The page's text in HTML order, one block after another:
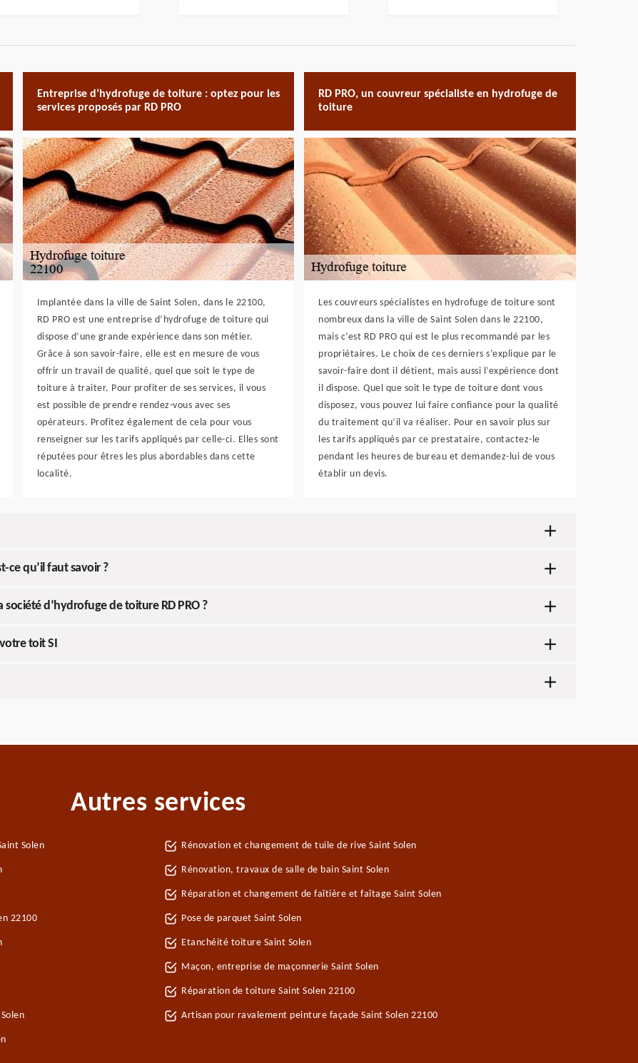
Entreprise d’hydrofuge de toiture : optez pour les
services proposés par RD PRO
Implantée dans la ville de Saint Solen, dans le 22100,
RD PRO est une entreprise d’hydrofuge de toiture qui
dispose d’une grande expérience dans son métier.
Grâce à son savoir-faire, elle est en mesure de vous
offrir un travail de qualité, quel que soit le type de
toiture à traiter. Pour profiter de ses services, il vous
est possible de prendre rendez-vous avec ses
opérateurs. Profitez également de cela pour vous
renseigner sur les tarifs appliqués par celle-ci. Elles sont
réputées pour êtres les plus abordables dans cette
localité.
RD PRO, un couvreur spécialiste en hydrofuge de
toiture
Les couvreurs spécialistes en hydrofuge de toiture sont
nombreux dans la ville de Saint Solen dans le 22100,
mais c’est RD PRO qui est le plus recommandé par les
propriétaires. Le choix de ces derniers s’explique par le
savoir-faire dont il détient, mais aussi l’expérience dont
il dispose. Quel que soit le type de toiture dont vous
disposez, vous pouvez lui faire confiance pour la qualité
du traitement qu’il va réaliser. Pour en savoir plus sur
les tarifs appliqués par ce prestataire, contactez-le
pendant les heures de bureau et demandez-lui de vous
établir un devis.
ce qu’il faut savoir ?
d’hydrofuge de toiture RD PRO ?
toit SI
Autres services
Solen
22100
Rénovation et changement de tuile de rive Saint Solen
Rénovation, travaux de salle de bain Saint Solen
Réparation et changement de faîtière et faîtage Saint Solen
Pose de parquet Saint Solen
Etanchéité toiture Saint Solen
Maçon, entreprise de maçonnerie Saint Solen
Réparation de toiture Saint Solen 22100
Artisan pour ravalement peinture façade Saint Solen 22100